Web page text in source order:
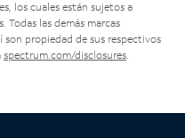
los cuales están sujetos a
las demás marcas
propiedad de sus respectivos
spectrum.com/disclosures